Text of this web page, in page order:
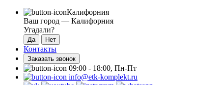
Калифорния
Ваш город — Калифорния
Угадали?
Контакты
Заказать звонок
09:00 - 18:00, Пн-Пт
info@etk-komplekt.ru